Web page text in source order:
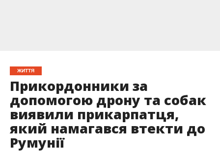
ЖИТТЯ
Прикордонники за
допомогою дрону та собак
виявили прикарпатця,
який намагався втекти до
Румунії